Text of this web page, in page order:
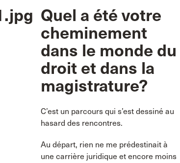
Quel a été votre
cheminement
dans le monde du
droit et dans la
magistrature?
C’est un parcours qui s’est dessiné au
hasard des rencontres.
Au départ, rien ne me prédestinait à
une carrière juridique et encore moins